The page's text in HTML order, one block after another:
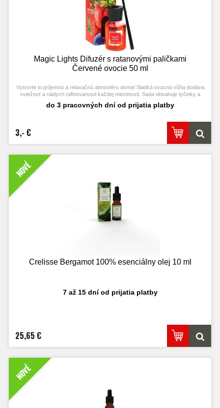
Magic Lights Difuzér s ratanovými paličkami
Červené ovocie 50 ml
Vytvorte si príjemnú a relaxačnú atmosféru doma! Sladká ovocná vôňa dodáva
sviežosť a nádych rafinovanosti každej miestnosti. Sada obsahuje tyčinky a
elegantnú fľaštičku s parfémom. Pre lepšie rozptýlenie vône odporúčame otočiť
tyčinky, keď je horná časť suchá.
do 3 pracovných dní od prijatia platby
3,- €
NOVÉ
Crelisse Bergamot 100% esenciálny olej 10 ml
7 až 15 dní od prijatia platby
25,65 €
NOVÉ